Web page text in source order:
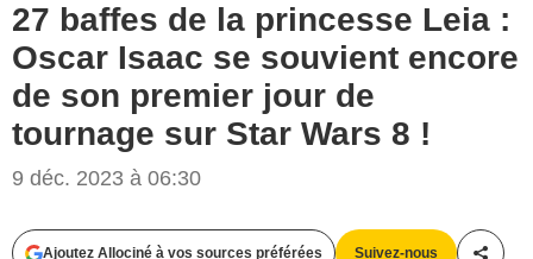
27 baffes de la princesse Leia :
Oscar Isaac se souvient encore
de son premier jour de
tournage sur Star Wars 8 !
9 déc. 2023 à 06:30
Ajoutez Allociné à vos sources préférées Suivez-nous